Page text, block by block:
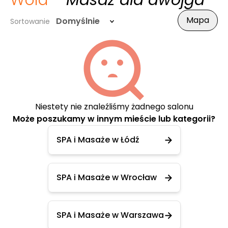
Sortowanie Domyślnie Mapa
Niestety nie znaleźliśmy żadnego salonu
Może poszukamy w innym mieście lub kategorii?
SPA i Masaże w Łódź
SPA i Masaże w Wrocław
SPA i Masaże w Warszawa